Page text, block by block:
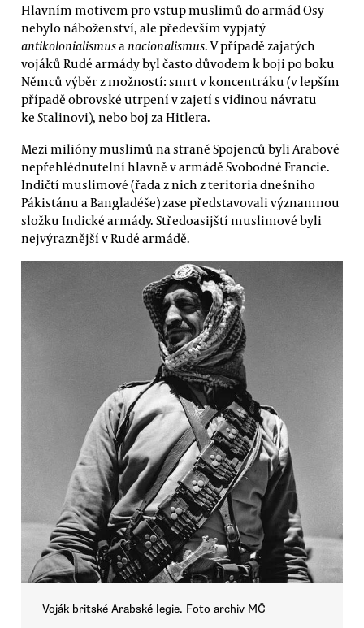
Hlavním motivem pro vstup muslimů do armád Osy
nebylo náboženství, ale především vypjatý
antikolonialismusa nacionalismus. V případě zajatých
vojáků Rudé armády byl často důvodem k boji po boku
Němců výběr z možností: smrt v koncentráku (v lepším
případě obrovské utrpení v zajetí s vidinou návratu
ke Stalinovi), nebo boj za Hitlera.
Mezi milióny muslimů na straně Spojenců byli Arabové
nepřehlédnutelní hlavně v armádě Svobodné Francie.
Indičtí muslimové (řada z nich z teritoria dnešního
Pákistánu a Bangladéše) zase představovali významnou
složku Indické armády. Středoasijští muslimové byli
nejvýraznější v Rudé armádě.
Voják britské Arabské legie. Foto archiv MČ